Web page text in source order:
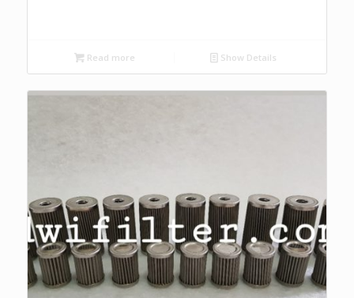
Read more Show Details